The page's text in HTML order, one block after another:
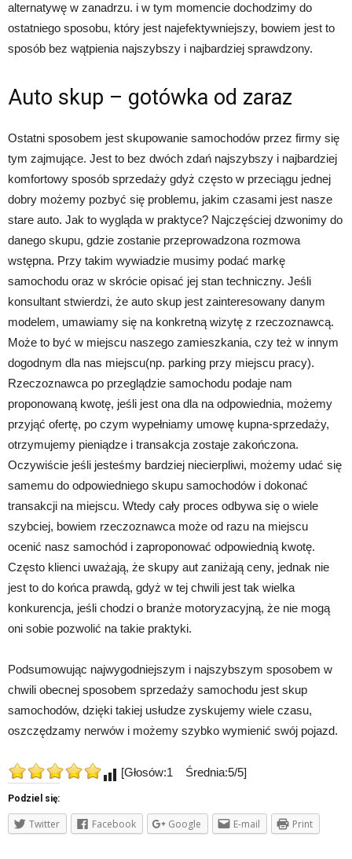
alternatywę w zanadrzu. i w tym momencie dochodzimy do
ostatniego sposobu, który jest najefektywniejszy, bowiem jest to
sposób bez wątpienia najszybszy i najbardziej sprawdzony.
Auto skup – gotówka od zaraz
Ostatni sposobem jest skupowanie samochodów przez firmy się
tym zajmujące. Jest to bez dwóch zdań najszybszy i najbardziej
komfortowy sposób sprzedaży gdyż często w przeciągu jednej
dobry możemy pozbyć się problemu, jakim czasami jest nasze
stare auto. Jak to wygląda w praktyce? Najczęściej dzwonimy do
danego skupu, gdzie zostanie przeprowadzona rozmowa
wstępna. Przy takim wywiadzie musimy podać markę
samochodu oraz w skrócie opisać jej stan techniczny. Jeśli
konsultant stwierdzi, że auto skup jest zainteresowany danym
modelem, umawiamy się na konkretną wizytę z rzeczoznawcą.
Może to być w miejscu naszego zamieszkania, czy też w innym
dogodnym dla nas miejscu(np. parking przy miejscu pracy).
Rzeczoznawca po przeglądzie samochodu podaje nam
proponowaną kwotę, jeśli jest ona dla na odpowiednia, możemy
przyjąć ofertę, po czym wypełniamy umowę kupna-sprzedaży,
otrzymujemy pieniądze i transakcja zostaje zakończona.
Oczywiście jeśli jesteśmy bardziej niecierpliwi, możemy udać się
samemu do odpowiedniego skupu samochodów i dokonać
transakcji na miejscu. Wtedy cały proces odbywa się o wiele
szybciej, bowiem rzeczoznawca może od razu na miejscu
ocenić nasz samochód i zaproponować odpowiednią kwotę.
Często klienci uważają, że skupy aut zaniżają ceny, jednak nie
jest to do końca prawdą, gdyż w tej chwili jest tak wielka
konkurencja, jeśli chodzi o branże motoryzacyjną, że nie mogą
oni sobie pozwolić na takie praktyki.
Podsumowując najwygodniejszym i najszybszym sposobem w
chwili obecnej sposobem sprzedaży samochodu jest skup
samochodów, dzięki takiej usłudze zyskujemy wiele czasu,
oszczędzamy nerwów i możemy szybko wymienić swój pojazd.
[Głosów:1 Średnia:5/5]
Podziel się:
Twitter Facebook Google E-mail Print